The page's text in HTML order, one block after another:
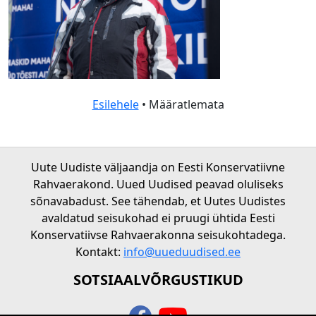
Esilehele• Määratlemata
Uute Uudiste väljaandja on Eesti Konservatiivne
Rahvaerakond. Uued Uudised peavad oluliseks
sõnavabadust. See tähendab, et Uutes Uudistes
avaldatud seisukohad ei pruugi ühtida Eesti
Konservatiivse Rahvaerakonna seisukohtadega.
Kontakt: info@uueduudised.ee
SOTSIAALVÕRGUSTIKUD